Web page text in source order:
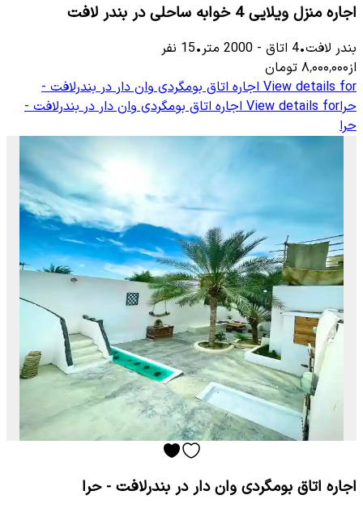
اجاره منزل ویلایی 4 خوابه ساحلی در بندر لافت
بندر لافت•
4 اتاق -
2000 متر•
15 نفر
از۸٬۰۰۰٬۰۰۰ تومان
View details for اجاره اتاق بومگردی وان دار در بندرلافت -
حراView details for اجاره اتاق بومگردی وان دار در بندرلافت -
حرا
اجاره اتاق بومگردی وان دار در بندرلافت - حرا